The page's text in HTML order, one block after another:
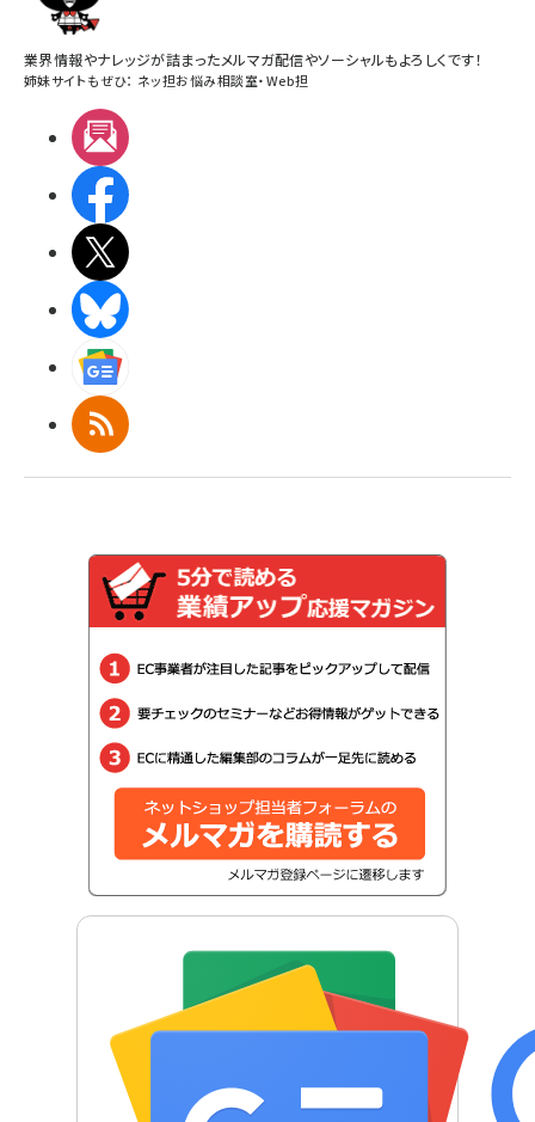
業界情報やナレッジが詰まったメルマガ配信やソーシャルもよろしくです！
姉妹サイトもぜひ： ネッ担お悩み相談室・Web担
RSS